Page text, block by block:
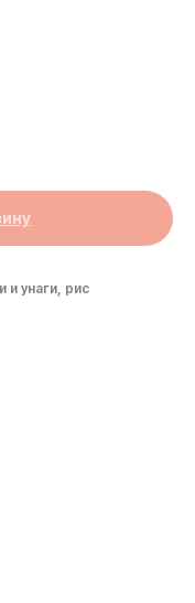
и унаги, рис